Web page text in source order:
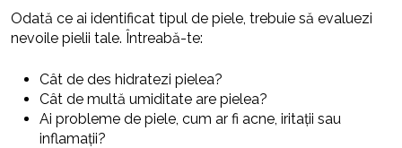
Odată ce ai identificat tipul de piele, trebuie să evaluezi
nevoile pielii tale. Întreabă-te:
Cât de des hidratezi pielea?
Cât de multă umiditate are pielea?
Ai probleme de piele, cum ar fi acne, iritații sau
inflamații?